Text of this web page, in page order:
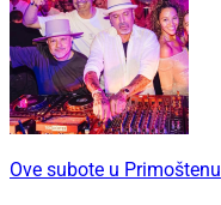
Ove subote u Primoštenu